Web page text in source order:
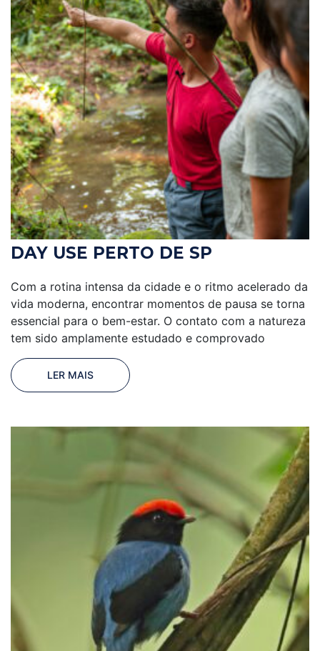
DAY USE PERTO DE SP
Com a rotina intensa da cidade e o ritmo acelerado da
vida moderna, encontrar momentos de pausa se torna
essencial para o bem-estar. O contato com a natureza
tem sido amplamente estudado e comprovado
LER MAIS